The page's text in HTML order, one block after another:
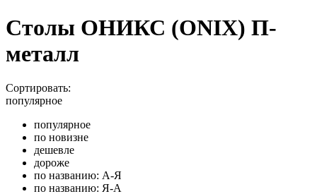
Столы ОНИКС (ONIX) П-
металл
Сортировать:
популярное
популярное
по новизне
дешевле
дороже
по названию: А-Я
по названию: Я-А